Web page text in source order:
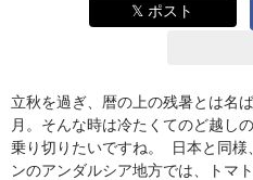
𝕏 ポスト
立秋を過ぎ、暦の上の残暑とは名
月。そんな時は冷たくてのど越し
乗り切りたいですね。 日本と同
ンのアンダルシア地方では、トマ